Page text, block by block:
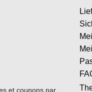
et coupons par